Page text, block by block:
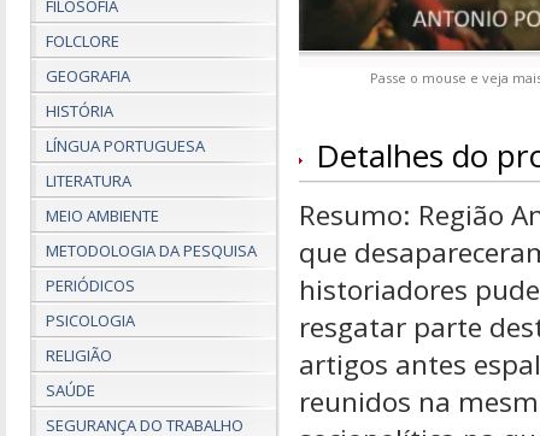
FILOSOFIA
FOLCLORE
GEOGRAFIA
HISTÓRIA
LÍNGUA PORTUGUESA
LITERATURA
MEIO AMBIENTE
METODOLOGIA DA PESQUISA
PERIÓDICOS
PSICOLOGIA
RELIGIÃO
SAÚDE
SEGURANÇA DO TRABALHO
Passe o mouse e veja
Detalhes do
Resumo: Região
que
historiadores
resgatar parte
artigos antes
reunidos na